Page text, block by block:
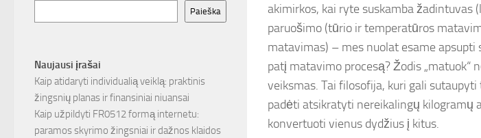
akimirkos, kai ryte suskamba žadintuvas
paruošimo (tūrio ir temperatūros
matavimas) – mes nuolat esame
patį matavimo procesą? Žodis „matuok“
veiksmas. Tai filosofija, kuri gali
padėti atsikratyti nereikalingų kilogramų
konvertuoti vienus dydžius į kitus.
Paieška
Naujausi įrašai
Kaip atidaryti individualią veiklą: praktinis
žingsnių planas ir finansiniai niuansai
Kaip užpildyti FR0512 formą internetu:
paramos skyrimo žingsniai ir dažnos klaidos